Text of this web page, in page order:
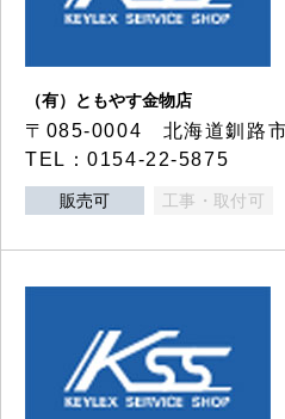
（有）ともやす金物店
〒085-0004 北海道釧路
TEL：0154-22-5875
販売可 工事・取付可